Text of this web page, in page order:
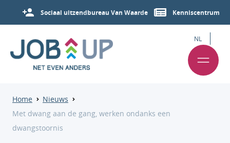
Sociaal uitzendbureau Van Waarde Kenniscentrum
NL
Home
Nieuws
Met dwang aan de gang, werken ondanks een
dwangstoornis